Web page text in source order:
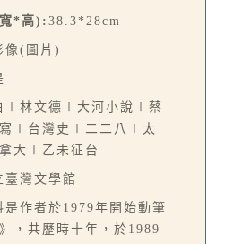
*高): 38.3*28cm
像(圖片)
∣林文德∣大河小說∣蔡
∣台灣史∣二二八∣太
大∣乙未征台
臺灣文學館
是作者於1979年開始動筆
，共歷時十年，於1989